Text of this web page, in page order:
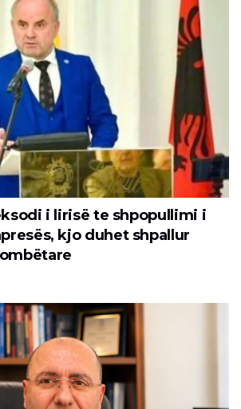
i lirisë te shpopullimi i
kjo duhet shpallur